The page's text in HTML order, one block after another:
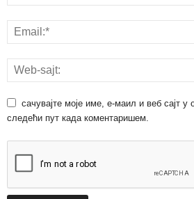
сачувајте моје име, е-маил и веб сајт у
следећи пут када коментаришем.